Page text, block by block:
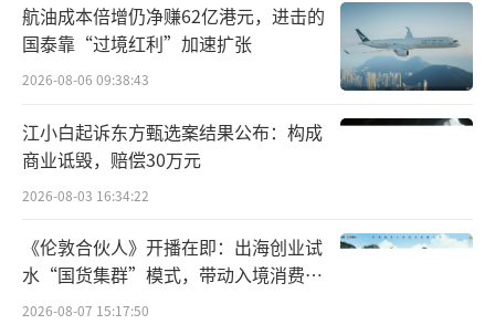
航油成本倍增仍净赚62亿港元，进击的
国泰靠“过境红利”加速扩张
2026-08-06 09:38:43
江小白起诉东方甄选案结果公布：构成
商业诋毁，赔偿30万元
2026-08-03 16:34:22
《伦敦合伙人》开播在即：出海创业试
水“国货集群”模式，带动入境消费反
向种草
2026-08-07 15:17:50